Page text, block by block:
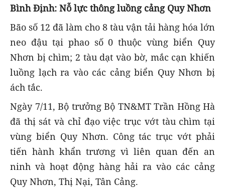
Bình Định: Nỗ lực thông luồng cảng Quy Nhơn
Bão số 12 đã làm cho 8 tàu vận tải hàng hóa lớn
neo đậu tại phao số 0 thuộc vùng biển Quy
Nhơn bị chìm; 2 tàu dạt vào bờ, mắc cạn khiến
luồng lạch ra vào các cảng biển Quy Nhơn bị
ách tắc.
Ngày 7/11, Bộ trưởng Bộ TN&MT Trần Hồng Hà
đã thị sát và chỉ đạo việc trục vớt tàu chìm tại
vùng biển Quy Nhơn. Công tác trục vớt phải
tiến hành khẩn trương vì liên quan đến an
ninh và hoạt động hàng hải ra vào các cảng
Quy Nhơn, Thị Nại, Tân Cảng.